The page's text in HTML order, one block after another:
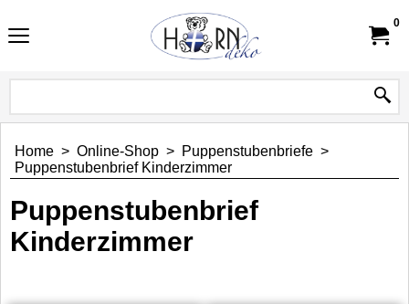
0
Home > Online-Shop > Puppenstubenbriefe >
Puppenstubenbrief Kinderzimmer
Puppenstubenbrief
Kinderzimmer